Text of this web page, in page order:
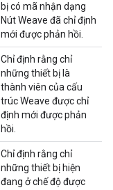
bị có mã nhận dạng
Nút Weave đã chỉ định
mới được phản hồi.
Chỉ định rằng chỉ
những thiết bị là
thành viên của cấu
trúc Weave được chỉ
định mới được phản
hồi.
Chỉ định rằng chỉ
những thiết bị hiện
đang ở chế độ được